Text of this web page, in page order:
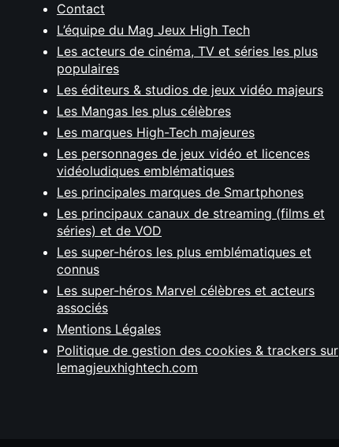
Contact
L’équipe du Mag Jeux High Tech
Les acteurs de cinéma, TV et séries les plus
populaires
Les éditeurs & studios de jeux vidéo majeurs
Les Mangas les plus célèbres
Les marques High-Tech majeures
Les personnages de jeux vidéo et licences
vidéoludiques emblématiques
Les principales marques de Smartphones
Les principaux canaux de streaming (films et
séries) et de VOD
Les super-héros les plus emblématiques et
connus
Les super-héros Marvel célèbres et acteurs
associés
Mentions Légales
Politique de gestion des cookies & trackers sur
lemagjeuxhightech.com